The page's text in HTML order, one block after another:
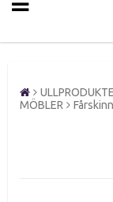
MÖBLER